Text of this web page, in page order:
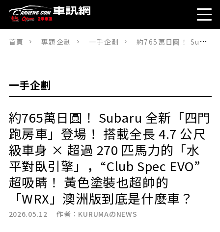
首頁 專題企劃 一手企劃 約765萬日圓！ Subaru 全新「四門跑房車」登場！ 搭載全長 4.7 公尺級車身 × 超過 270 匹馬力的「水平對臥引擎」，“Club Spec EVO”超吸睛！ 黃色塗裝也超帥的「WRX」澳洲版到底是什麼車？
一手企劃
約765萬日圓！ Subaru 全新「四門
跑房車」登場！ 搭載全長 4.7 公尺
級車身 × 超過 270 匹馬力的「水
平對臥引擎」，“Club Spec EVO”
超吸睛！ 黃色塗裝也超帥的
「WRX」澳洲版到底是什麼車？
2026.05.12 作者： KURUMAのNEWS